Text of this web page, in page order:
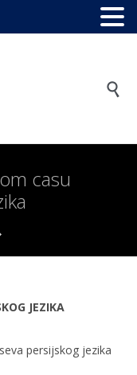

casu
JEZIKA
persijskog jezika